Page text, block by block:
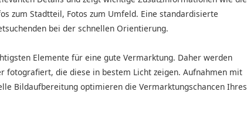
zum Stadtteil, Fotos zum Umfeld. Eine standardisierte
bei der schnellen Orientierung.
Elemente für eine gute Vermarktung. Daher werden
fotografiert, die diese in bestem Licht zeigen. Aufnahmen mit
Bildaufbereitung optimieren die Vermarktungschancen Ihres